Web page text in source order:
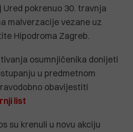
pokrenuo 30. travnja
malverzacije vezane uz
Hipodroma Zagreb.
osumnjičenika donijeti
u predmetnom
obavijestiti
list
su krenuli u novu akciju